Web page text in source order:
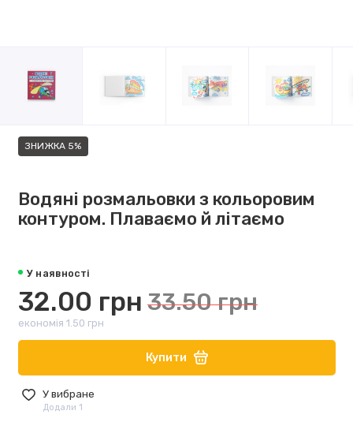
ЗНИЖКА 5%
Водяні розмальовки з кольоровим
контуром. Плаваємо й літаємо
У наявності
32.00 грн 33.50 грн
економія 1.50 грн
Купити
У вибране
Додали 1